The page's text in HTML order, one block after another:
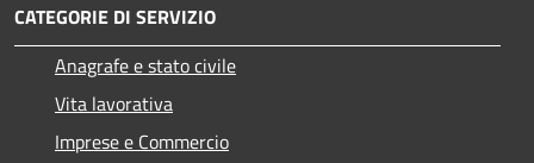
CATEGORIE DI SERVIZIO
Anagrafe e stato civile
Vita lavorativa
Imprese e Commercio